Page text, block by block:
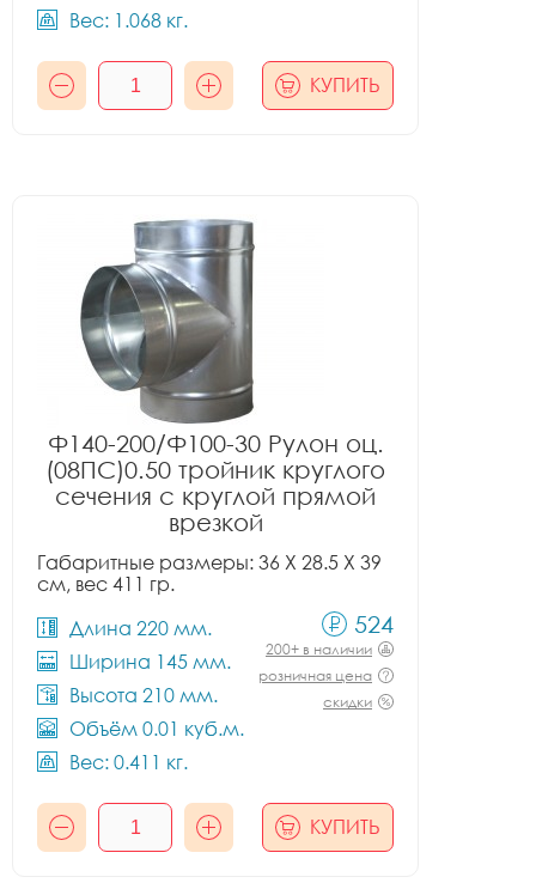
Вес: 1.068 кг.
КУПИТЬ
Ф140-200/Ф100-30 Рулон оц.
(08ПС)0.50 тройник круглого
сечения с круглой прямой
врезкой
Габаритные размеры: 36 X 28.5 X 39
см, вес 411 гр.
Длина 220 мм.
Ширина 145 мм.
Высота 210 мм.
Объём 0.01 куб.м.
Вес: 0.411 кг.
524
200+ в наличии
розничная цена
скидки
КУПИТЬ